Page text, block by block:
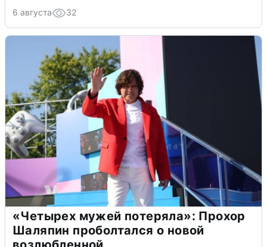
6 августа 32
«Четырех мужей потеряла»: Прохор
Шаляпин проболтался о новой